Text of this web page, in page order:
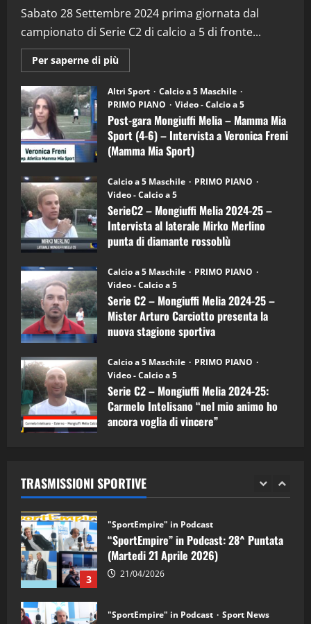
Sabato 28 Settembre 2024 prima giornata dal
campionato di Serie C2 di calcio a 5 di fronte...
Per saperne di più
informazioni
Post-
gara
Mongiuffi
Melia
–
Mamma
Mia
Sport
6)
–
Intervista
a
mister
Arturo
Carciotto
(Mongiuffi
Altri Sport
Calcio a 5 Maschile
PRIMO PIANO
Video - Calcio a 5
Post-gara Mongiuffi Melia – Mamma Mia
Sport (4-6) – Intervista a Veronica Freni
(Mamma Mia Sport)
Calcio a 5 Maschile
PRIMO PIANO
Video - Calcio a 5
SerieC2 – Mongiuffi Melia 2024-25 –
Intervista al laterale Mirko Merlino
punta di diamante rossoblù
Calcio a 5 Maschile
PRIMO PIANO
Video - Calcio a 5
Serie C2 – Mongiuffi Melia 2024-25 –
Mister Arturo Carciotto presenta la
nuova stagione sportiva
Calcio a 5 Maschile
PRIMO PIANO
Video - Calcio a 5
Serie C2 – Mongiuffi Melia 2024-25:
Carmelo Intelisano “nel mio animo ho
ancora voglia di vincere”
TRASMISSIONI SPORTIVE
3
“SportEmpire” in Podcast: 28^ Puntata
(Martedi 21 Aprile 2026)
21/04/2026
4
"SportEmpire" in Podcast Sport News
“SportEmpire” in Podcast: 27^ Puntata
(Martedi 14 Aprile 2026)
15/04/2026
5
"SportEmpire" in Podcast
“SportEmpire” in Podcast: 26^ Puntata
(Martedi 07 Aprile 2026)
08/04/2026
1
"SportEmpire" in Podcast
“SportEmpire” in Podcast: 30^ Puntata
(Martedi 05 Maggio 2026)
08/05/2026
2
"SportEmpire" in Podcast Sport News
“SportEmpire” in Podcast: 29^ Puntata
(Martedi 28 Aprile 2026)
28/04/2026
3
(Martedi 21 Aprile 2026)
4
"SportEmpire" in Podcast Sport News
“SportEmpire” in Podcast: 27^ Puntata
(Martedi 14 Aprile 2026)